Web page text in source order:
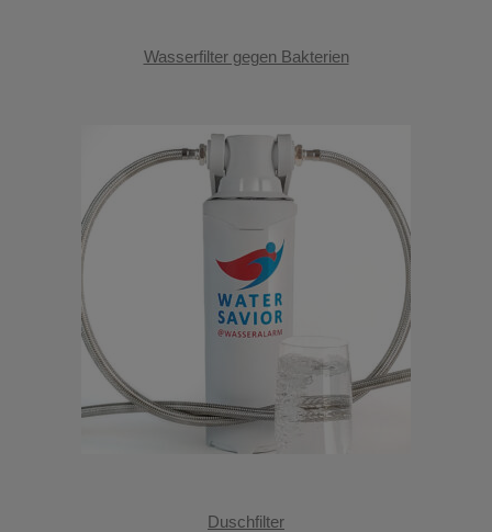
Wasserfilter gegen Bakterien
Duschfilter